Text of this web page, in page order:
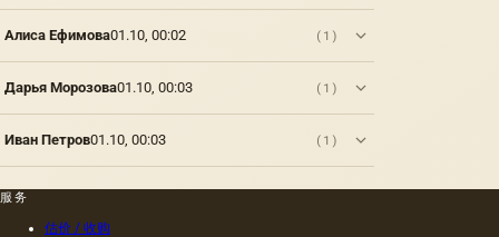
Алиса Ефимова01.10, 00:02 (1)
Дарья Морозова01.10, 00:03 (1)
Иван Петров01.10, 00:03 (1)
服务
估价 / 收购